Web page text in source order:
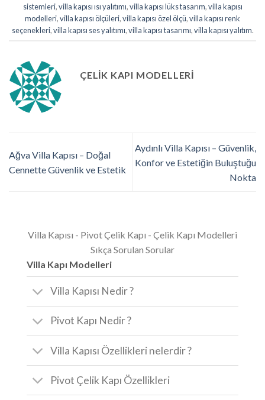
sistemleri,villa kapısı ısı yalıtımı,villa kapısı lüks tasarım,villa kapısı
modelleri,villa kapısı ölçüleri,villa kapısı özel ölçü,villa kapısı renk
seçenekleri,villa kapısı ses yalıtımı,villa kapısı tasarımı,villa kapısı yalıtım.
ÇELIK KAPI MODELLERI
Ağva Villa Kapısı – Doğal
Cennette Güvenlik ve Estetik
Aydınlı Villa Kapısı – Güvenlik,
Konfor ve Estetiğin Buluştuğu
Nokta
Villa Kapısı - Pivot Çelik Kapı - Çelik Kapı Modelleri
Sıkça Sorulan Sorular
Villa Kapı Modelleri
Villa Kapısı Nedir ?
Pivot Kapı Nedir ?
Villa Kapısı Özellikleri nelerdir ?
Pivot Çelik Kapı Özellikleri